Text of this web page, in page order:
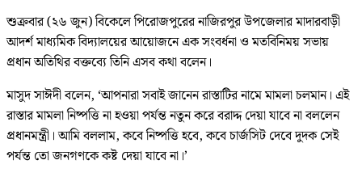
শুক্রবার (২৬ জুন) বিকেলে পিরোজপুরের নাজিরপুর উপজেলার মাদারবাড়ী
আদর্শ মাধ্যমিক বিদ্যালয়ের আয়োজনে এক সংবর্ধনা ও মতবিনিময় সভায়
প্রধান অতিথির বক্তব্যে তিনি এসব কথা বলেন।
মাসুদ সাঈদী বলেন, ‘আপনারা সবাই জানেন রাস্তাটির নামে মামলা চলমান। এই
রাস্তার মামলা নিষ্পত্তি না হওয়া পর্যন্ত নতুন করে বরাদ্দ দেয়া যাবে না বললেন
প্রধানমন্ত্রী। আমি বললাম, কবে নিষ্পত্তি হবে, কবে চার্জসিট দেবে দুদক সেই
পর্যন্ত তো জনগণকে কষ্ট দেয়া যাবে না।’